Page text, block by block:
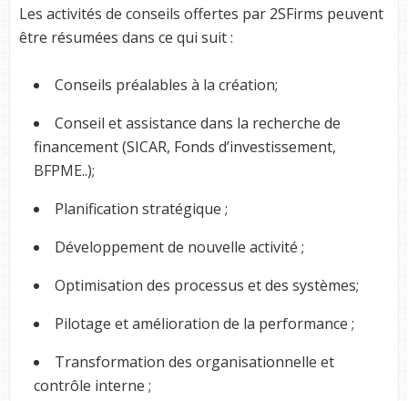
Les activités de conseils offertes par 2SFirms peuvent
être résumées dans ce qui suit :
Conseils préalables à la création;
Conseil et assistance dans la recherche de
financement (SICAR, Fonds d’investissement,
BFPME..);
Planification stratégique ;
Développement de nouvelle activité ;
Optimisation des processus et des systèmes;
Pilotage et amélioration de la performance ;
Transformation des organisationnelle et
contrôle interne ;